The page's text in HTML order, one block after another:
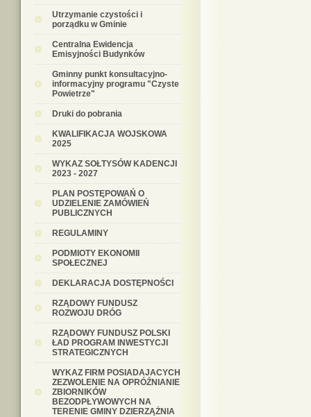
Utrzymanie czystości i
porządku w Gminie
Centralna Ewidencja
Emisyjności Budynków
Gminny punkt konsultacyjno-
informacyjny programu "Czyste
Powietrze"
Druki do pobrania
KWALIFIKACJA WOJSKOWA
2025
WYKAZ SOŁTYSÓW KADENCJI
2023 - 2027
PLAN POSTĘPOWAŃ O
UDZIELENIE ZAMÓWIEŃ
PUBLICZNYCH
REGULAMINY
PODMIOTY EKONOMII
SPOŁECZNEJ
DEKLARACJA DOSTĘPNOŚCI
RZĄDOWY FUNDUSZ
ROZWOJU DRÓG
RZĄDOWY FUNDUSZ POLSKI
ŁAD PROGRAM INWESTYCJI
STRATEGICZNYCH
WYKAZ FIRM POSIADAJACYCH
ZEZWOLENIE NA OPRÓŹNIANIE
ZBIORNIKÓW
BEZODPŁYWOWYCH NA
TERENIE GMINY DZIERZĄŻNIA